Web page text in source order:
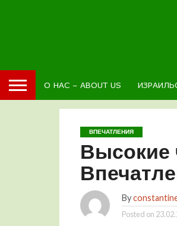
О НАС – ABOUT US
ВПЕЧАТЛЕНИЯ
Высокие
By
Posted on